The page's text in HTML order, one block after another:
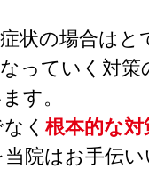
状の場合はと
っていく対策
す。
なく根本的な対
院はお手伝